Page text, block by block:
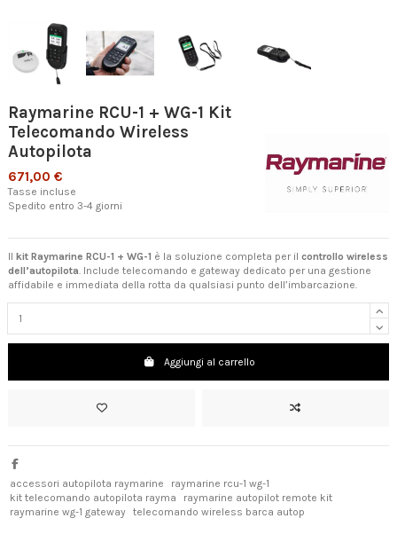
Raymarine RCU-1 + WG-1 Kit
Telecomando Wireless
Autopilota
671,00 €
Tasse incluse
Spedito entro 3-4 giorni
Il kit Raymarine RCU-1 + WG-1 è la soluzione completa per il controllo wireless
dell’autopilota. Include telecomando e gateway dedicato per una gestione
affidabile e immediata della rotta da qualsiasi punto dell’imbarcazione.
Aggiungi al carrello
accessori autopilota raymarine
raymarine rcu-1 wg-1
kit telecomando autopilota rayma
raymarine autopilot remote kit
raymarine wg-1 gateway telecomando wireless barca autop